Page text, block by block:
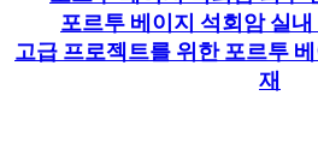
포르투 베이지 석회암 실
고급 프로젝트를 위한 포르투
재